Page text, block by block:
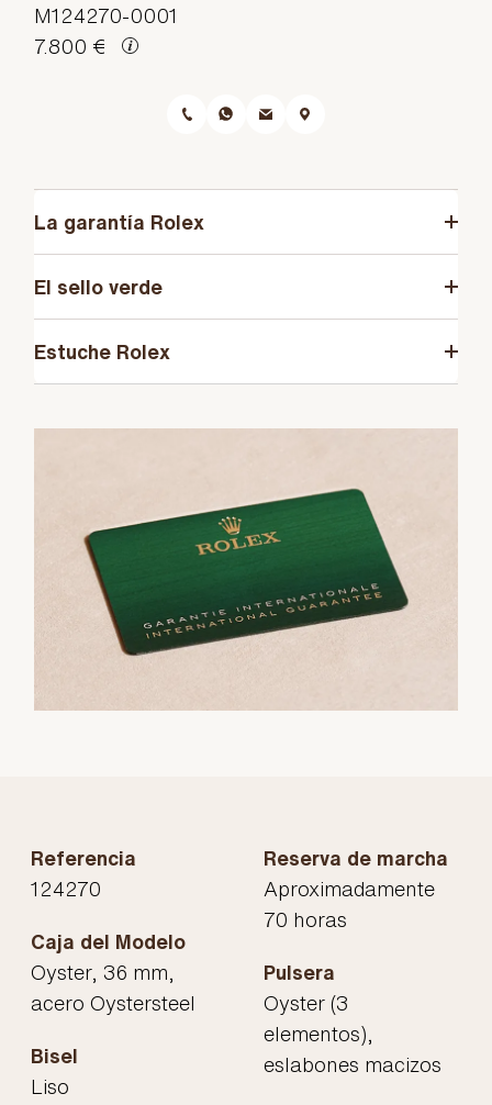
M124270-0001
7.800 €
La garantía Rolex
El sello verde
Estuche Rolex
Referencia
124270
Caja del Modelo
Oyster, 36 mm,
acero Oystersteel
Bisel
Liso
Reserva de marcha
Aproximadamente
70 horas
Pulsera
Oyster (3
elementos),
eslabones macizos